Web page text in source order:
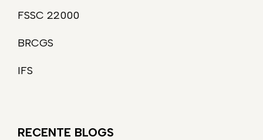
FSSC 22000
BRCGS
IFS
RECENTE BLOGS